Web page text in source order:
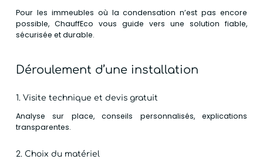
Pour les immeubles où la condensation n’est pas encore
possible, ChauffEco vous guide vers une solution fiable,
sécurisée et durable.
Déroulement d’une installation
1. Visite technique et devis gratuit
Analyse sur place, conseils personnalisés, explications
transparentes.
2. Choix du matériel